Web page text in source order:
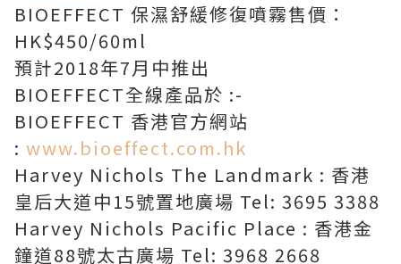
BIOEFFECT 保濕舒緩修復噴霧售價：
HK$450/60ml
預計2018年7月中推出
BIOEFFECT全線產品於 :-
BIOEFFECT 香港官方網站
: www.bioeffect.com.hk
Harvey Nichols The Landmark : 香港
皇后大道中15號置地廣場 Tel: ‎3695 3388
Harvey Nichols Pacific Place : 香港金
鐘道88號太古廣場 Tel: 3968 2668